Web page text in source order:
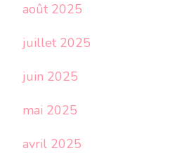
août 2025
juillet 2025
juin 2025
mai 2025
avril 2025